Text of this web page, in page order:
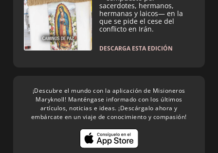
sacerdotes, hermanos,
hermanas y laicos— en la
que se pide el cese del
conflicto en Irán.
DESCARGA ESTA EDICIÓN
¡Descubre el mundo con la aplicación de Misioneros
Maryknoll! Manténgase informado con los últimos
artículos, noticias e ideas. ¡Descárgalo ahora y
embárcate en un viaje de conocimiento y compasión!